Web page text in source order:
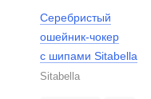
Серебристый
ошейник-чокер
с шипами Sitabella
Sitabella